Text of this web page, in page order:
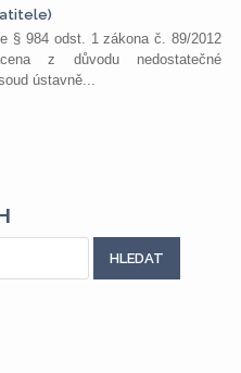
§ 984 odst. 1 zákona č. 89/2012
z důvodu nedostatečné
ústavně...